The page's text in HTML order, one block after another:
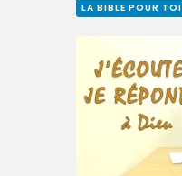
LA BIBLE POUR TOI